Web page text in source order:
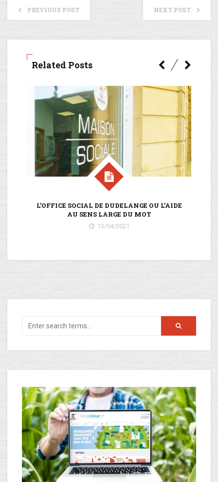
PREVIOUS POST NEXT POST
Related Posts
L’OFFICE SOCIAL DE DUDELANGE OU L’AIDE
AU SENS LARGE DU MOT
13/04/2021